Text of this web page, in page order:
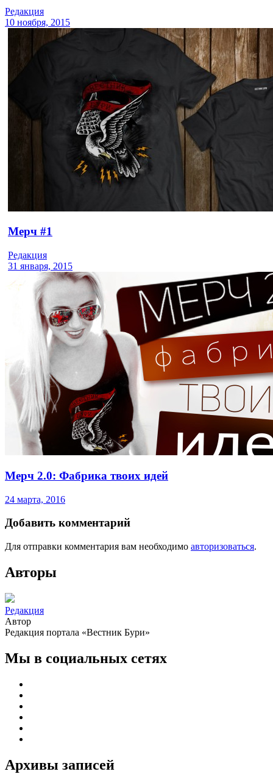
Редакция
10 ноября, 2015
Мерч #1
Редакция
31 января, 2015
Мерч 2.0: Фабрика твоих идей
24 марта, 2016
Добавить комментарий
Для отправки комментария вам необходимо авторизоваться.
Авторы
Редакция
Автор
Редакция портала «Вестник Бури»
Мы в социальных сетях
Архивы записей